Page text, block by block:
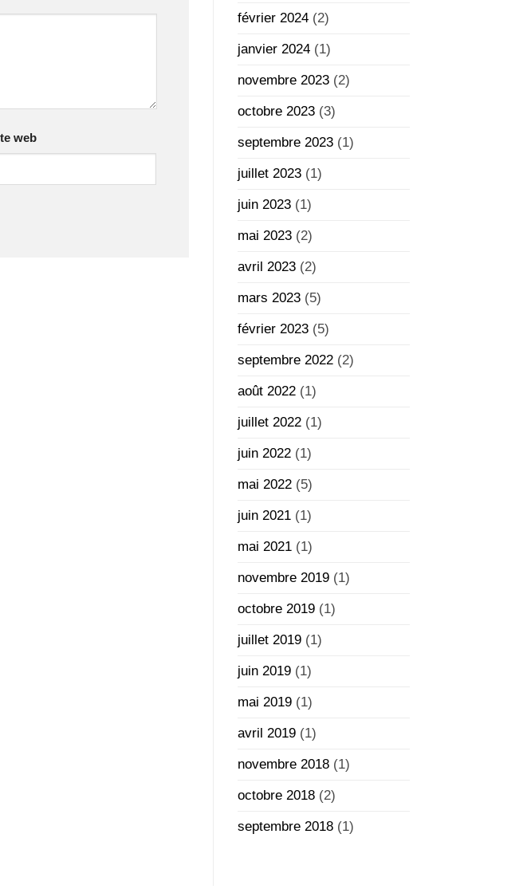
web
février 2024(2)
janvier 2024(1)
novembre 2023(2)
octobre 2023(3)
septembre 2023(1)
juillet 2023(1)
juin 2023(1)
mai 2023(2)
avril 2023(2)
mars 2023(5)
février 2023(5)
septembre 2022(2)
août 2022(1)
juillet 2022(1)
juin 2022(1)
mai 2022(5)
juin 2021(1)
mai 2021(1)
novembre 2019(1)
octobre 2019(1)
juillet 2019(1)
juin 2019(1)
mai 2019(1)
avril 2019(1)
novembre 2018(1)
octobre 2018(2)
septembre 2018(1)